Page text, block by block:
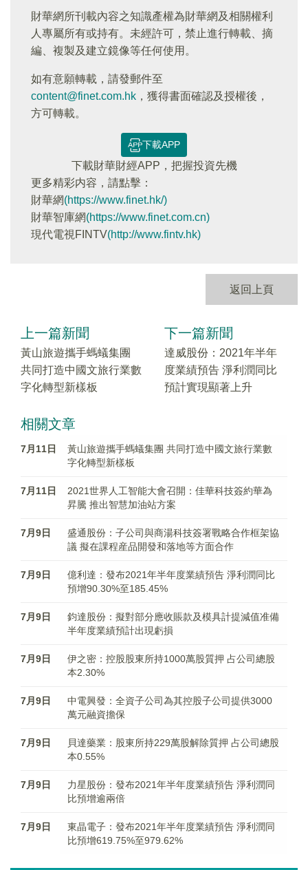
財華網所刊載內容之知識產權為財華網及相關權利
人專屬所有或持有。未經許可，禁止進行轉載、摘
編、複製及建立鏡像等任何使用。
如有意願轉載，請發郵件至
content@finet.com.hk ，獲得書面確認及授權後，
方可轉載。
下載APP
下載財華財經APP，把握投資先機
更多精彩内容，請點擊：
財華網(https://www.finet.hk/)
財華智庫網(https://www.finet.com.cn)
現代電視FINTV(http://www.fintv.hk)
返回上頁
上一篇新聞
黃山旅遊攜手螞蟻集團
共同打造中國文旅行業數
字化轉型新樣板
下一篇新聞
達威股份：2021年半年
度業績預告 淨利潤同比
預計實現顯著上升
相關文章
7月11日
黃山旅遊攜手螞蟻集團 共同打造中國文旅行業數
字化轉型新樣板
7月11日
2021世界人工智能大會召開：佳華科技簽約華為
昇騰 推出智慧加油站方案
7月9日
盛通股份：子公司與商湯科技簽署戰略合作框架協
議 擬在課程産品開發和落地等方面合作
7月9日
億利達：發布2021年半年度業績預告 淨利潤同比
預增90.30%至185.45%
7月9日
鈞達股份：擬對部分應收賬款及模具計提減值准備
半年度業績預計出現虧損
7月9日
伊之密：控股股東所持1000萬股質押 占公司總股
本2.30%
7月9日
中電興發：全資子公司為其控股子公司提供3000
萬元融資擔保
7月9日
貝達藥業：股東所持229萬股解除質押 占公司總股
本0.55%
7月9日
力星股份：發布2021年半年度業績預告 淨利潤同
比預增逾兩倍
7月9日
東晶電子：發布2021年半年度業績預告 淨利潤同
比預增619.75%至979.62%